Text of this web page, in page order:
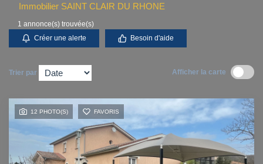
Immobilier SAINT CLAIR DU RHONE
1 annonce(s) trouvée(s)
Créer une alerte
Besoin d'aide
Trier par Afficher la carte
12 PHOTO(S) FAVORIS